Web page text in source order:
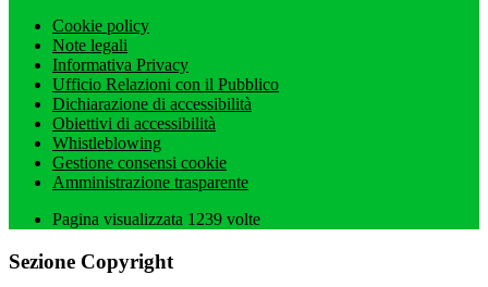
Cookie policy
Note legali
Informativa Privacy
Ufficio Relazioni con il Pubblico
Dichiarazione di accessibilità
Obiettivi di accessibilità
Whistleblowing
Gestione consensi cookie
Amministrazione trasparente
Pagina visualizzata 1239 volte
Sezione Copyright